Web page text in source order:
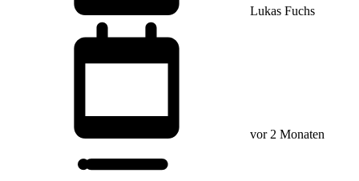
Lukas Fuchs
vor 2 Monaten